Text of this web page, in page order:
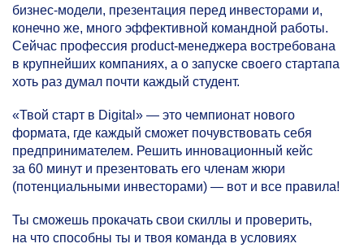
бизнес-модели, презентация перед инвесторами и,
конечно же, много эффективной командной работы.
Сейчас профессия product-менеджера востребована
в крупнейших компаниях, а о запуске своего стартапа
хоть раз думал почти каждый студент.
«Твой старт в Digital» — это чемпионат нового
формата, где каждый сможет почувствовать себя
предпринимателем. Решить инновационный кейс
за 60 минут и презентовать его членам жюри
(потенциальными инвесторами) — вот и все правила!
Ты сможешь прокачать свои скиллы и проверить,
на что способны ты и твоя команда в условиях